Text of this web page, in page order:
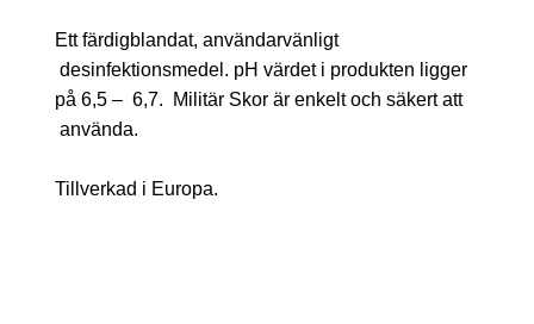
Ett färdigblandat, användarvänligt
desinfektionsmedel. pH värdet i produkten ligger
på 6,5 – 6,7. Militär Skor är enkelt och säkert att
använda.
Tillverkad i Europa.